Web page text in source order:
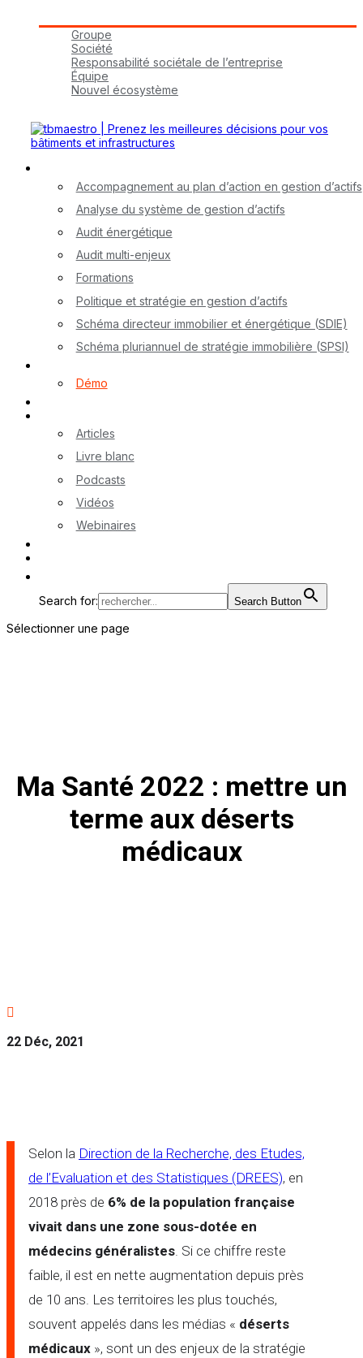
Groupe
Société
Responsabilité sociétale de l’entreprise
Équipe
Nouvel écosystème
Accompagnement au plan d’action en gestion d’actifs
Analyse du système de gestion d’actifs
Audit énergétique
Audit multi-enjeux
Formations
Politique et stratégie en gestion d’actifs
Schéma directeur immobilier et énergétique (SDIE)
Schéma pluriannuel de stratégie immobilière (SPSI)
Démo
Articles
Livre blanc
Podcasts
Vidéos
Webinaires
Search for: Search Button
Sélectionner une page
Ma Santé 2022 : mettre un
terme aux déserts
médicaux

22 Déc, 2021
Selon la Direction de la Recherche, des Etudes,
de l’Evaluation et des Statistiques (DREES), en
2018 près de 6% de la population française
vivait dans une zone sous-dotée en
médecins généralistes. Si ce chiffre reste
faible, il est en nette augmentation depuis près
de 10 ans. Les territoires les plus touchés,
souvent appelés dans les médias « déserts
médicaux », sont un des enjeux de la stratégie